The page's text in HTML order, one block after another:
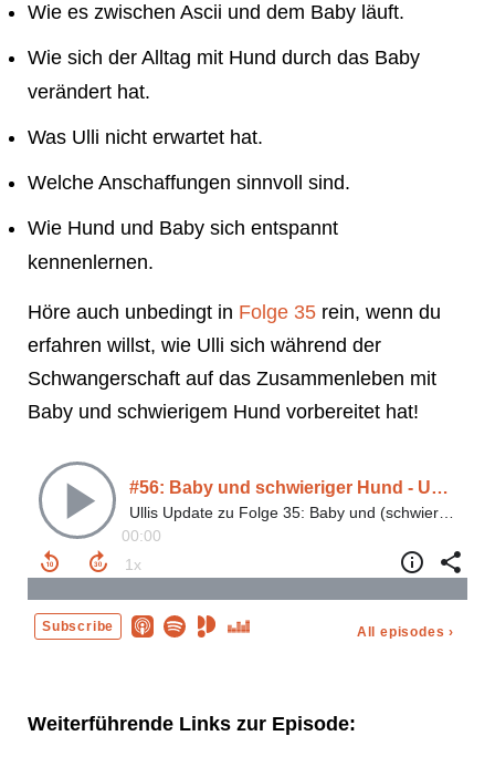
Wie es zwischen Ascii und dem Baby läuft.
Wie sich der Alltag mit Hund durch das Baby
verändert hat.
Was Ulli nicht erwartet hat.
Welche Anschaffungen sinnvoll sind.
Wie Hund und Baby sich entspannt
kennenlernen.
Höre auch unbedingt in Folge 35 rein, wenn du
erfahren willst, wie Ulli sich während der
Schwangerschaft auf das Zusammenleben mit
Baby und schwierigem Hund vorbereitet hat!
Weiterführende Links zur Episode: